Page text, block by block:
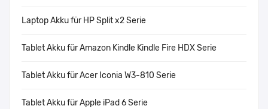
Laptop Akku für HP Split x2 Serie
Tablet Akku für Amazon Kindle Kindle Fire HDX Serie
Tablet Akku für Acer Iconia W3-810 Serie
Tablet Akku für Apple iPad 6 Serie